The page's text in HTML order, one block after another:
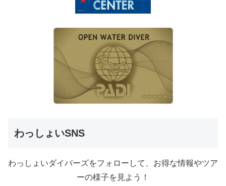
わっしょいSNS
わっしょいダイバーズをフォローして、お得な情報やツア
ーの様子を見よう！